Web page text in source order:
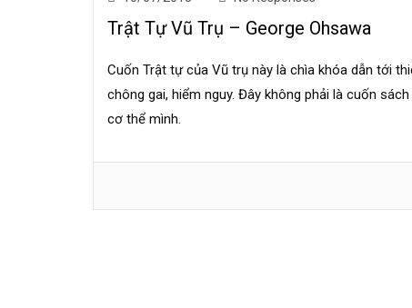
Trật Tự Vũ Trụ – George Ohsawa
Cuốn Trật tự của Vũ trụ này là chìa khóa dẫn tới
chông gai, hiểm nguy. Đây không phải là cuốn
cơ thể mình.